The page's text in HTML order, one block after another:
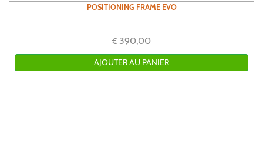
POSITIONING FRAME EVO
€ 390,00